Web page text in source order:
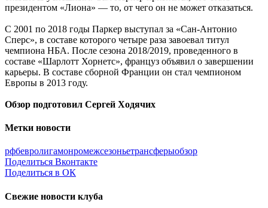
президентом «Лиона» — то, от чего он не может отказаться.
С 2001 по 2018 годы Паркер выступал за «Сан-Антонио
Сперс», в составе которого четыре раза завоевал титул
чемпиона НБА. После сезона 2018/2019, проведенного в
составе «Шарлотт Хорнетс», француз объявил о завершении
карьеры. В составе сборной Франции он стал чемпионом
Европы в 2013 году.
Обзор подготовил Сергей Ходячих
Метки новости
рфбевролигамонромежсезоньетрансферыобзор
Поделиться Вконтакте
Поделиться в ОК
Свежие новости клуба